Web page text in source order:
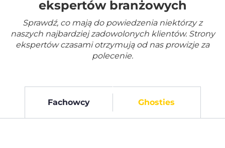
ekspertów branżowych
Sprawdź, co mają do powiedzenia niektórzy z
naszych najbardziej zadowolonych klientów. Strony
ekspertów czasami otrzymują od nas prowizje za
polecenie.
Fachowcy Ghosties